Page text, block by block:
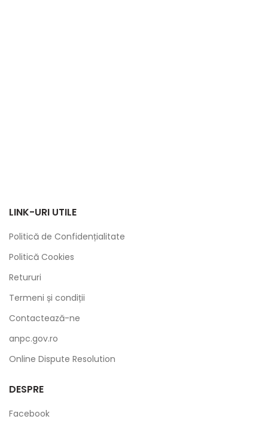
LINK-URI UTILE
Politică de Confidențialitate
Politică Cookies
Retururi
Termeni și condiții
Contactează-ne
anpc.gov.ro
Online Dispute Resolution
DESPRE
Facebook